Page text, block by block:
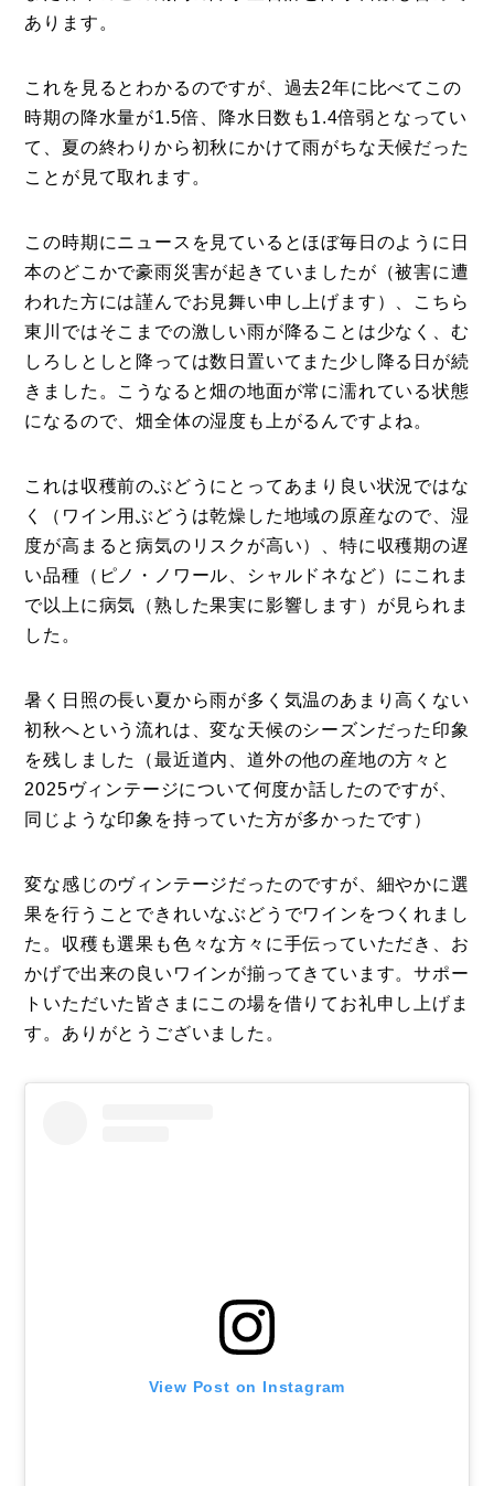
あります。
これを見るとわかるのですが、過去2年に比べてこの
時期の降水量が1.5倍、降水日数も1.4倍弱となってい
て、夏の終わりから初秋にかけて雨がちな天候だった
ことが見て取れます。
この時期にニュースを見ているとほぼ毎日のように日
本のどこかで豪雨災害が起きていましたが（被害に遭
われた方には謹んでお見舞い申し上げます）、こちら
東川ではそこまでの激しい雨が降ることは少なく、む
しろしとしと降っては数日置いてまた少し降る日が続
きました。こうなると畑の地面が常に濡れている状態
になるので、畑全体の湿度も上がるんですよね。
これは収穫前のぶどうにとってあまり良い状況ではな
く（ワイン用ぶどうは乾燥した地域の原産なので、湿
度が高まると病気のリスクが高い）、特に収穫期の遅
い品種（ピノ・ノワール、シャルドネなど）にこれま
で以上に病気（熟した果実に影響します）が見られま
した。
暑く日照の長い夏から雨が多く気温のあまり高くない
初秋へという流れは、変な天候のシーズンだった印象
を残しました（最近道内、道外の他の産地の方々と
2025ヴィンテージについて何度か話したのですが、
同じような印象を持っていた方が多かったです）
変な感じのヴィンテージだったのですが、細やかに選
果を行うことできれいなぶどうでワインをつくれまし
た。収穫も選果も色々な方々に手伝っていただき、お
かげで出来の良いワインが揃ってきています。サポー
トいただいた皆さまにこの場を借りてお礼申し上げま
す。ありがとうございました。
View Post on Instagram